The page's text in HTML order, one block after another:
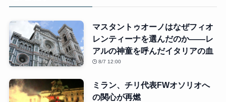
マスタントゥオーノはなぜフィオ
レンティーナを選んだのか――レ
アルの神童を呼んだイタリアの血
8/7 12:00
ミラン、チリ代表FWオソリオへ
の関心が再燃